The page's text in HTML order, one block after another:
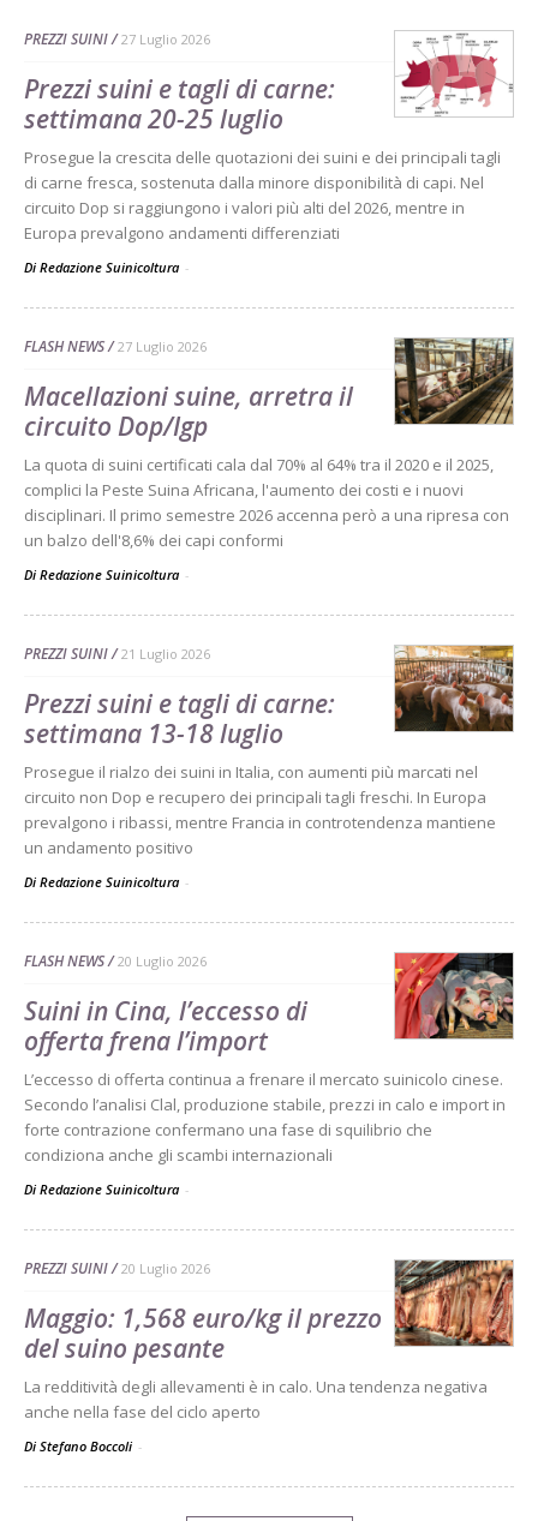
PREZZI SUINI 27 Luglio 2026
Prezzi suini e tagli di carne:
settimana 20-25 luglio
Prosegue la crescita delle quotazioni dei suini e dei principali tagli
di carne fresca, sostenuta dalla minore disponibilità di capi. Nel
circuito Dop si raggiungono i valori più alti del 2026, mentre in
Europa prevalgono andamenti differenziati
Di Redazione Suinicoltura -
FLASH NEWS 27 Luglio 2026
Macellazioni suine, arretra il
circuito Dop/Igp
La quota di suini certificati cala dal 70% al 64% tra il 2020 e il 2025,
complici la Peste Suina Africana, l'aumento dei costi e i nuovi
disciplinari. Il primo semestre 2026 accenna però a una ripresa con
un balzo dell'8,6% dei capi conformi
Di Redazione Suinicoltura -
PREZZI SUINI 21 Luglio 2026
Prezzi suini e tagli di carne:
settimana 13-18 luglio
Prosegue il rialzo dei suini in Italia, con aumenti più marcati nel
circuito non Dop e recupero dei principali tagli freschi. In Europa
prevalgono i ribassi, mentre Francia in controtendenza mantiene
un andamento positivo
Di Redazione Suinicoltura -
FLASH NEWS 20 Luglio 2026
Suini in Cina, l’eccesso di
offerta frena l’import
L’eccesso di offerta continua a frenare il mercato suinicolo cinese.
Secondo l’analisi Clal, produzione stabile, prezzi in calo e import in
forte contrazione confermano una fase di squilibrio che
condiziona anche gli scambi internazionali
Di Redazione Suinicoltura -
PREZZI SUINI 20 Luglio 2026
Maggio: 1,568 euro/kg il prezzo
del suino pesante
La redditività degli allevamenti è in calo. Una tendenza negativa
anche nella fase del ciclo aperto
Di Stefano Boccoli -